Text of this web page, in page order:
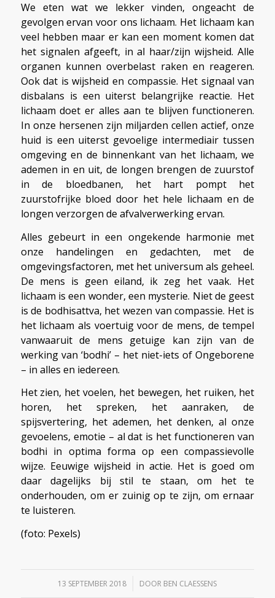
We eten wat we lekker vinden, ongeacht de
gevolgen ervan voor ons lichaam. Het lichaam kan
veel hebben maar er kan een moment komen dat
het signalen afgeeft, in al haar/zijn wijsheid. Alle
organen kunnen overbelast raken en reageren.
Ook dat is wijsheid en compassie. Het signaal van
disbalans is een uiterst belangrijke reactie. Het
lichaam doet er alles aan te blijven functioneren.
In onze hersenen zijn miljarden cellen actief, onze
huid is een uiterst gevoelige intermediair tussen
omgeving en de binnenkant van het lichaam, we
ademen in en uit, de longen brengen de zuurstof
in de bloedbanen, het hart pompt het
zuurstofrijke bloed door het hele lichaam en de
longen verzorgen de afvalverwerking ervan.
Alles gebeurt in een ongekende harmonie met
onze handelingen en gedachten, met de
omgevingsfactoren, met het universum als geheel.
De mens is geen eiland, ik zeg het vaak. Het
lichaam is een wonder, een mysterie. Niet de geest
is de bodhisattva, het wezen van compassie. Het is
het lichaam als voertuig voor de mens, de tempel
vanwaaruit de mens getuige kan zijn van de
werking van ‘bodhi’ – het niet-iets of Ongeborene
– in alles en iedereen.
Het zien, het voelen, het bewegen, het ruiken, het
horen, het spreken, het aanraken, de
spijsvertering, het ademen, het denken, al onze
gevoelens, emotie – al dat is het functioneren van
bodhi in optima forma op een compassievolle
wijze. Eeuwige wijsheid in actie. Het is goed om
daar dagelijks bij stil te staan, om het te
onderhouden, om er zuinig op te zijn, om ernaar
te luisteren.
(foto: Pexels)
13 SEPTEMBER 2018
/ DOOR BEN CLAESSENS